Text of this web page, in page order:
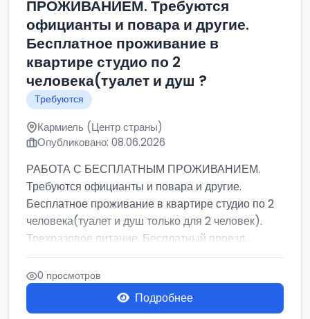
ПРОЖИВАНИЕМ. Требуются
официанты и повара и другие.
Бесплатное проживание в
квартире студио по 2
человека(туалет и душ ?
Требуются
Кармиель (Центр страны)
Опубликовано: 08.06.2026
РАБОТА С БЕСПЛАТНЫМ ПРОЖИВАНИЕМ.
Требуются официанты и повара и другие.
Бесплатное проживание в квартире студио по 2
человека(туалет и душ только для 2 человек).
Трехразовое питание. Бесплатный проезд...
0 просмотров
Подробнее